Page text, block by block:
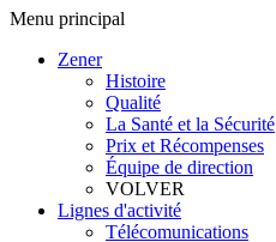
Menu principal
Zener
Histoire
Qualité
La Santé et la Sécurité
Prix et Récompenses
Équipe de direction
VOLVER
Lignes d'activité
Télécomunications